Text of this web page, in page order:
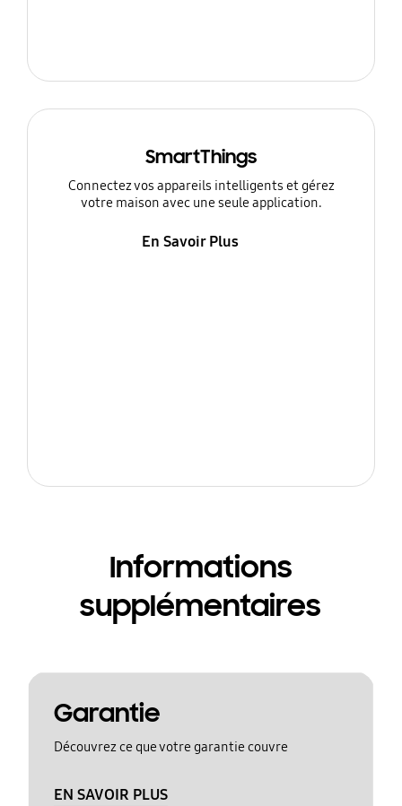
SmartThings
Connectez vos appareils intelligents et gérez
votre maison avec une seule application.
En Savoir Plus
Informations
supplémentaires
Garantie
Découvrez ce que votre garantie couvre
EN SAVOIR PLUS